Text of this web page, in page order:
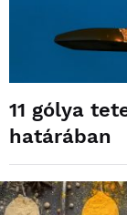
11 gólya
határában